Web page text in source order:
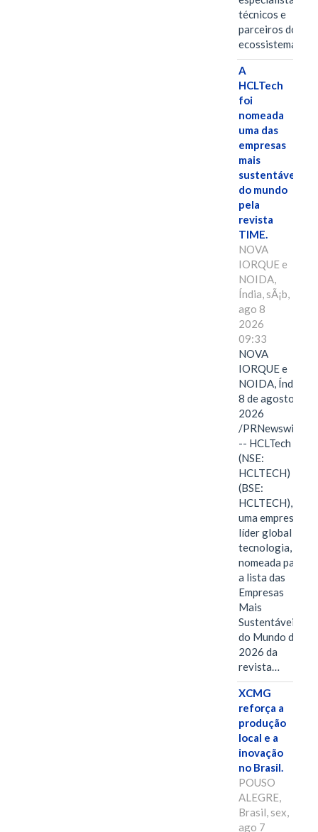
técnicos e
parceiros do
ecossistema.…
A
HCLTech
foi
nomeada
uma das
empresas
mais
sustentáveis
do mundo
pela
revista
TIME.
NOVA
IORQUE e
NOIDA,
Índia, sÃ¡b,
ago 8
2026
09:33
NOVA
IORQUE e
NOIDA, Índia,
8 de agosto de
2026
/PRNewswire/
-- HCLTech
(NSE:
HCLTECH)
(BSE:
HCLTECH),
uma empresa
líder global em
tecnologia, foi
nomeada para
a lista das
Empresas
Mais
Sustentáveis
do Mundo de
2026 da
revista…
XCMG
reforça a
produção
local e a
inovação
no Brasil.
POUSO
ALEGRE,
Brasil, sex,
ago 7